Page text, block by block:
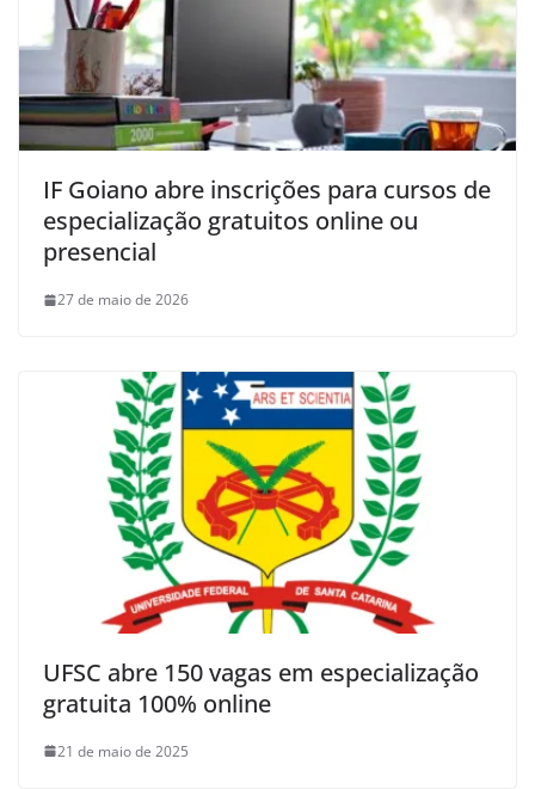
IF Goiano abre inscrições para cursos de
especialização gratuitos online ou
presencial
27 de maio de 2026
UFSC abre 150 vagas em especialização
gratuita 100% online
21 de maio de 2025